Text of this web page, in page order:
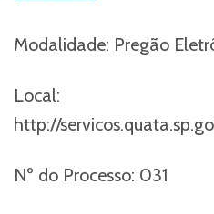
Modalidade: Pregão
Local:
http://
Nº do Processo: 031